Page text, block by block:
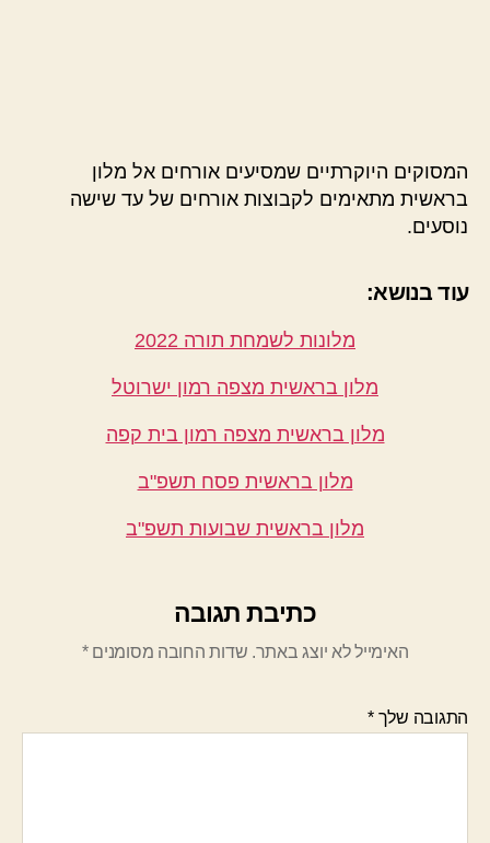
המסוקים היוקרתיים שמסיעים אורחים אל מלון
בראשית מתאימים לקבוצות אורחים של עד שישה
נוסעים.
עוד בנושא:
מלונות לשמחת תורה 2022
מלון בראשית מצפה רמון ישרוטל
מלון בראשית מצפה רמון בית קפה
מלון בראשית פסח תשפ"ב
מלון בראשית שבועות תשפ"ב
כתיבת תגובה
האימייל לא יוצג באתר. שדות החובה מסומנים*
התגובה שלך*